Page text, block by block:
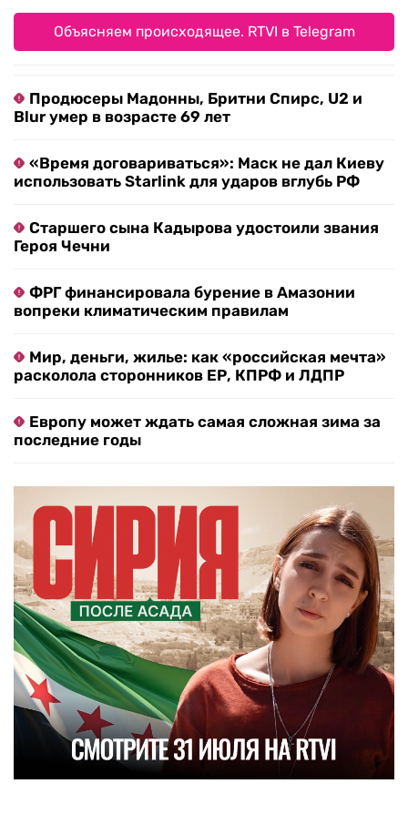
Объясняем происходящее. RTVI в Telegram
Продюсеры Мадонны, Бритни Спирс, U2 и
Blur умер в возрасте 69 лет
«Время договариваться»: Маск не дал Киеву
использовать Starlink для ударов вглубь РФ
Старшего сына Кадырова удостоили звания
Героя Чечни
ФРГ финансировала бурение в Амазонии
вопреки климатическим правилам
Мир, деньги, жилье: как «российская мечта»
расколола сторонников ЕР, КПРФ и ЛДПР
Европу может ждать самая сложная зима за
последние годы